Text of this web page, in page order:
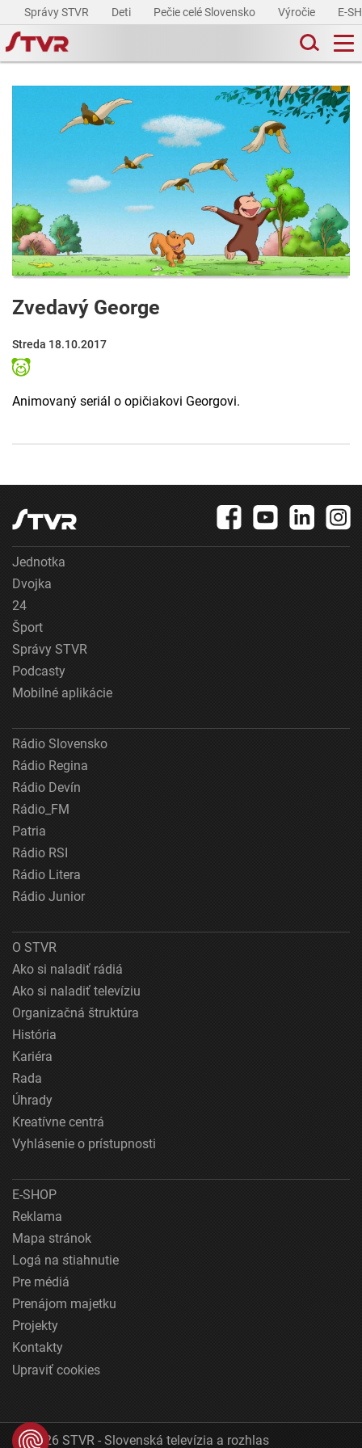
Správy STVR Deti Pečie celé Slovensko Výročie E-
Zvedavý George
Streda 18.10.2017
Animovaný seriál o opičiakovi Georgovi.
Jednotka
Dvojka
24
Šport
Správy STVR
Podcasty
Mobilné aplikácie
Rádio Slovensko
Rádio Regina
Rádio Devín
Rádio_FM
Patria
Rádio RSI
Rádio Litera
Rádio Junior
O STVR
Ako si naladiť rádiá
Ako si naladiť televíziu
Organizačná štruktúra
História
Kariéra
Rada
Úhrady
Kreatívne centrá
Vyhlásenie o prístupnosti
E-SHOP
Reklama
Mapa stránok
Logá na stiahnutie
Pre médiá
Prenájom majetku
Projekty
Kontakty
Upraviť cookies
© 2026 STVR - Slovenská televízia a rozhlas